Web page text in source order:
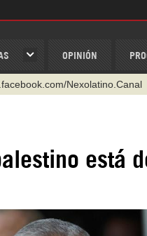
OPINIÓN
Nexolatino.Canal
nexo_latino
c/hispantv
hispan_tv
está